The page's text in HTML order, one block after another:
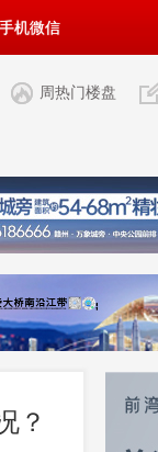
手机微信
周热门楼盘
？